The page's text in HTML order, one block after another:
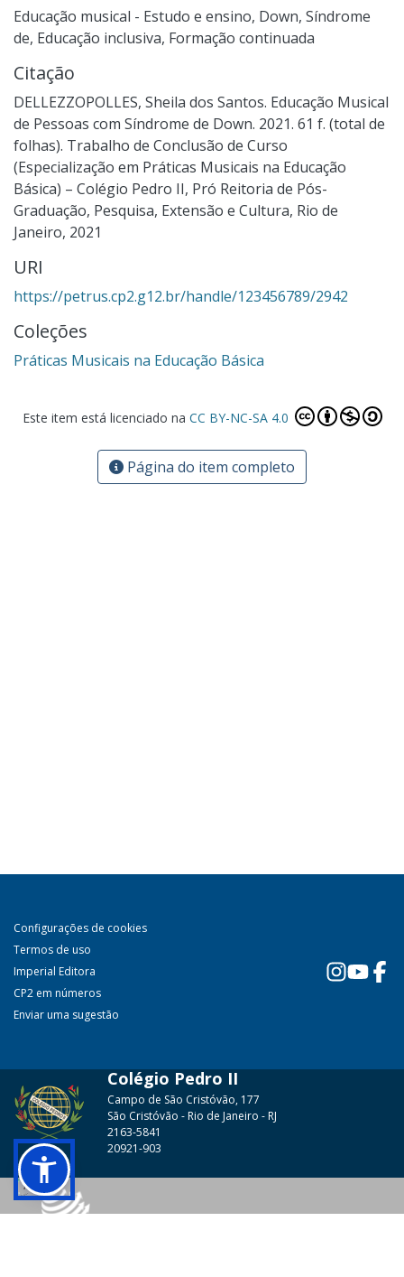
Educação musical - Estudo e ensino, Down, Síndrome
de, Educação inclusiva, Formação continuada
Citação
DELLEZZOPOLLES, Sheila dos Santos. Educação Musical
de Pessoas com Síndrome de Down. 2021. 61 f. (total de
folhas). Trabalho de Conclusão de Curso
(Especialização em Práticas Musicais na Educação
Básica) – Colégio Pedro II, Pró Reitoria de Pós-
Graduação, Pesquisa, Extensão e Cultura, Rio de
Janeiro, 2021
URI
https://petrus.cp2.g12.br/handle/123456789/2942
Coleções
Práticas Musicais na Educação Básica
Este item está licenciado na CC BY-NC-SA 4.0
Página do item completo
Configurações de cookies
Termos de uso
Imperial Editora
CP2 em números
Enviar uma sugestão
Colégio Pedro II
Campo de São Cristóvão, 177
São Cristóvão - Rio de Janeiro - RJ
2163-5841
20921-903